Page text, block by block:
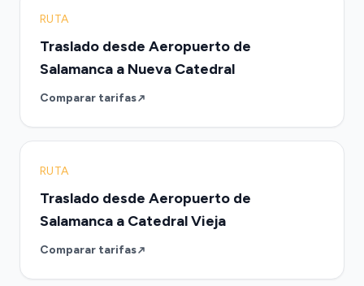
RUTA
Traslado desde Aeropuerto de
Salamanca a Nueva Catedral
Comparar tarifas
RUTA
Traslado desde Aeropuerto de
Salamanca a Catedral Vieja
Comparar tarifas